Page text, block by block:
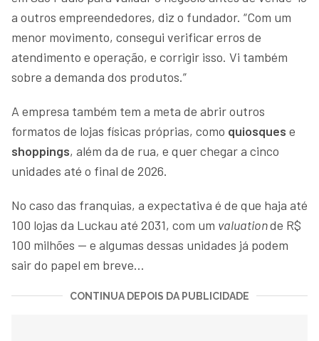
a outros empreendedores, diz o fundador. “Com um
menor movimento, consegui verificar erros de
atendimento e operação, e corrigir isso. Vi também
sobre a demanda dos produtos.”
A empresa também tem a meta de abrir outros
formatos de lojas físicas próprias, como quiosques e
shoppings, além da de rua, e quer chegar a cinco
unidades até o final de 2026.
No caso das franquias, a expectativa é de que haja até
100 lojas da Luckau até 2031, com um valuationde R$
100 milhões — e algumas dessas unidades já podem
sair do papel em breve...
CONTINUA DEPOIS DA PUBLICIDADE